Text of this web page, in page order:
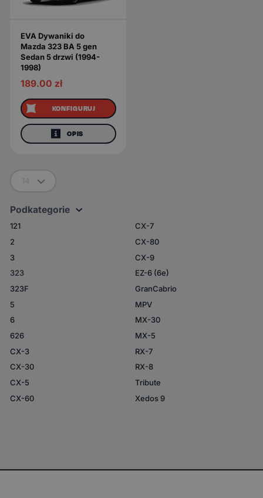
EVA Dywaniki do
Mazda 323 BA 5 gen
Sedan 5 drzwi (1994-
1998)
189.00 zł
KONFIGURUJ
OPIS
Podkategorie
121
2
3
323
323F
5
6
626
CX-3
CX-30
CX-5
CX-60
CX-7
CX-80
CX-9
EZ-6 (6e)
GranCabrio
MPV
MX-30
MX-5
RX-7
RX-8
Tribute
Xedos 9